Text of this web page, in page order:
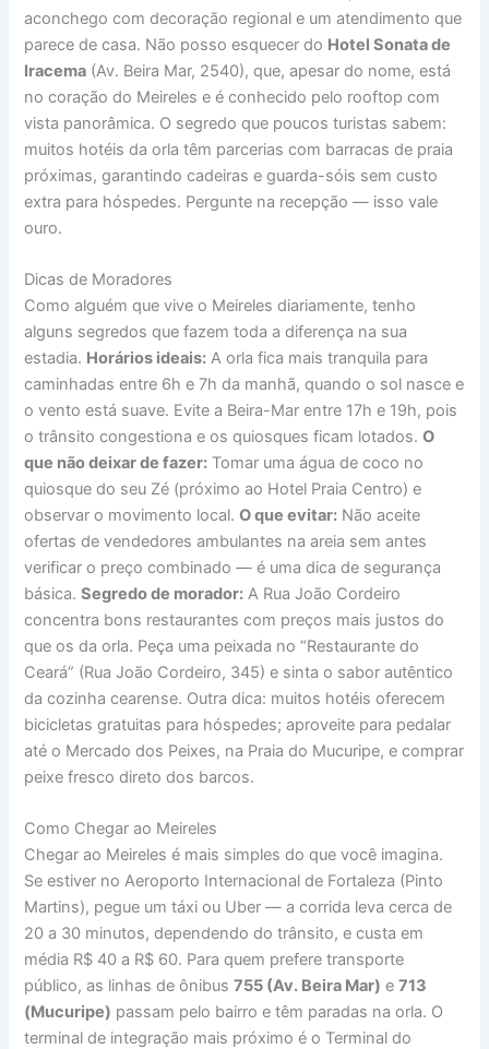
aconchego com decoração regional e um atendimento que
parece de casa. Não posso esquecer do Hotel Sonata de
Iracema (Av. Beira Mar, 2540), que, apesar do nome, está
no coração do Meireles e é conhecido pelo rooftop com
vista panorâmica. O segredo que poucos turistas sabem:
muitos hotéis da orla têm parcerias com barracas de praia
próximas, garantindo cadeiras e guarda-sóis sem custo
extra para hóspedes. Pergunte na recepção — isso vale
ouro.
Dicas de Moradores
Como alguém que vive o Meireles diariamente, tenho
alguns segredos que fazem toda a diferença na sua
estadia. Horários ideais: A orla fica mais tranquila para
caminhadas entre 6h e 7h da manhã, quando o sol nasce e
o vento está suave. Evite a Beira-Mar entre 17h e 19h, pois
o trânsito congestiona e os quiosques ficam lotados.O
que não deixar de fazer: Tomar uma água de coco no
quiosque do seu Zé (próximo ao Hotel Praia Centro) e
observar o movimento local.O que evitar: Não aceite
ofertas de vendedores ambulantes na areia sem antes
verificar o preço combinado — é uma dica de segurança
básica.Segredo de morador: A Rua João Cordeiro
concentra bons restaurantes com preços mais justos do
que os da orla. Peça uma peixada no “Restaurante do
Ceará” (Rua João Cordeiro, 345) e sinta o sabor autêntico
da cozinha cearense. Outra dica: muitos hotéis oferecem
bicicletas gratuitas para hóspedes; aproveite para pedalar
até o Mercado dos Peixes, na Praia do Mucuripe, e comprar
peixe fresco direto dos barcos.
Como Chegar ao Meireles
Chegar ao Meireles é mais simples do que você imagina.
Se estiver no Aeroporto Internacional de Fortaleza (Pinto
Martins), pegue um táxi ou Uber — a corrida leva cerca de
20 a 30 minutos, dependendo do trânsito, e custa em
média R$ 40 a R$ 60. Para quem prefere transporte
público, as linhas de ônibus755 (Av. Beira Mar) e713
(Mucuripe) passam pelo bairro e têm paradas na orla. O
terminal de integração mais próximo é o Terminal do